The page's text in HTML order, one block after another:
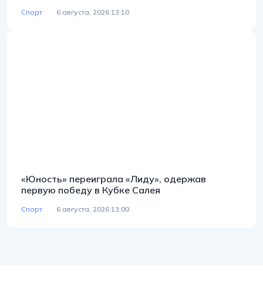
Спорт 6 августа, 2026 13:10
«Юность» переиграла «Лиду», одержав
первую победу в Кубке Салея
Спорт 6 августа, 2026 13:00